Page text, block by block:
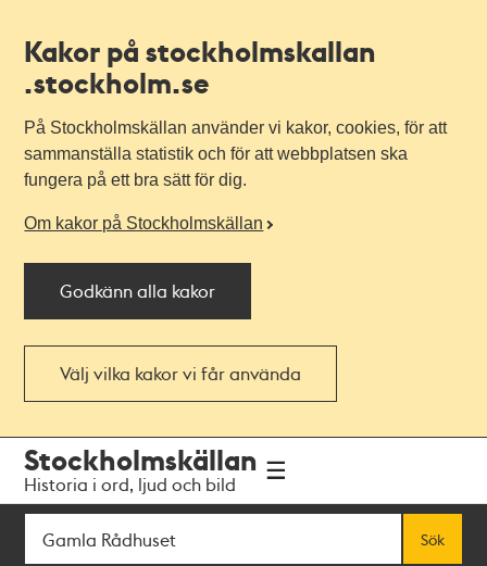
Kakor på stockholmskallan
.stockholm.se
På Stockholmskällan använder vi kakor, cookies, för att
sammanställa statistik och för att webbplatsen ska
fungera på ett bra sätt för dig.
Om kakor på Stockholmskällan
Godkänn alla kakor
Välj vilka kakor vi får använda
navigationen
huvudinnehållet
Stockholmskällan
Historia i ord, ljud och bild
Sök
Sök